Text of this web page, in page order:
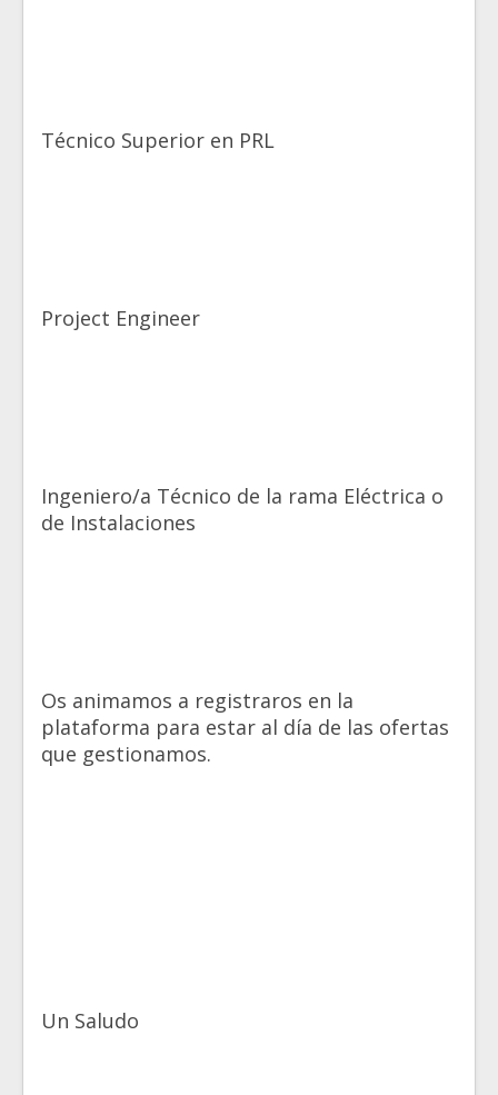
Técnico Superior en PRL
Project Engineer
Ingeniero/a Técnico de la rama Eléctrica o
de Instalaciones
Os animamos a registraros en la
plataforma para estar al día de las ofertas
que gestionamos.
Un Saludo